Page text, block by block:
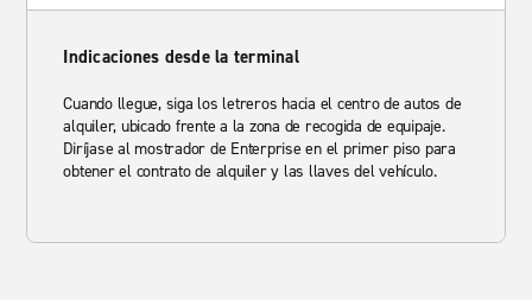
Indicaciones desde la terminal
Cuando llegue, siga los letreros hacia el centro de autos de
alquiler, ubicado frente a la zona de recogida de equipaje.
Diríjase al mostrador de Enterprise en el primer piso para
obtener el contrato de alquiler y las llaves del vehículo.